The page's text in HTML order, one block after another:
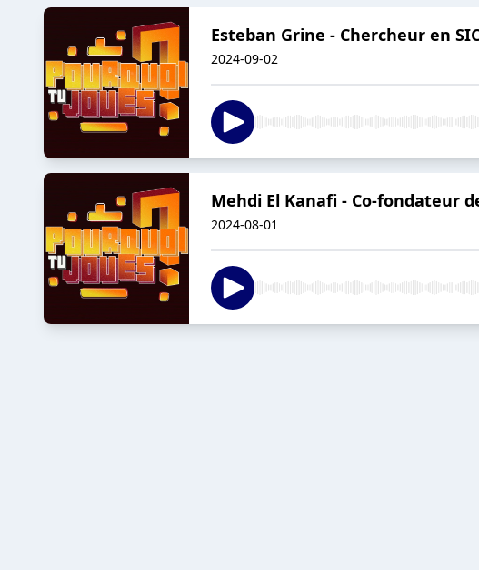
Esteban Grine - Chercheur en SIC
2024-09-02
Mehdi El Kanafi - Co-fondateur
2024-08-01